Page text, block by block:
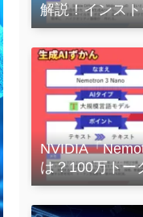
解説！インス
の実践まで紹介
NVIDIA「
は？100万トー
LLMを徹底解説